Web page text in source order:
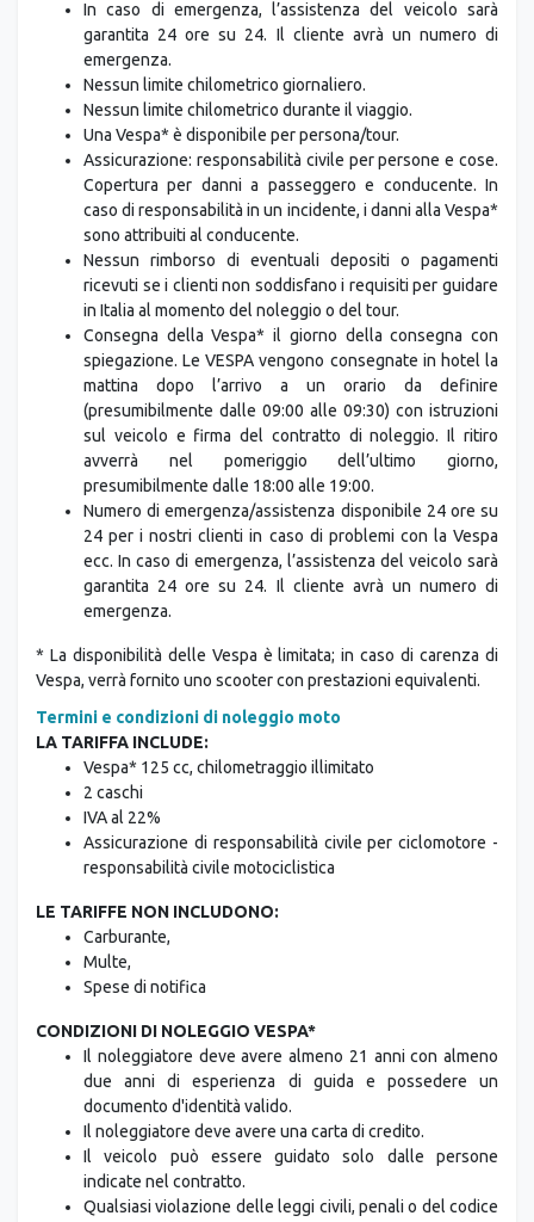
garantita 24 ore su 24. Il cliente avrà un numero di
emergenza.
Nessun limite chilometrico giornaliero.
Nessun limite chilometrico durante il viaggio.
Una Vespa* è disponibile per persona/tour.
Assicurazione: responsabilità civile per persone e cose.
Copertura per danni a passeggero e conducente. In
caso di responsabilità in un incidente, i danni alla Vespa*
sono attribuiti al conducente.
Nessun rimborso di eventuali depositi o pagamenti
ricevuti se i clienti non soddisfano i requisiti per guidare
in Italia al momento del noleggio o del tour.
Consegna della Vespa* il giorno della consegna con
spiegazione. Le VESPA vengono consegnate in hotel la
mattina dopo l’arrivo a un orario da definire
(presumibilmente dalle 09:00 alle 09:30) con istruzioni
sul veicolo e firma del contratto di noleggio. Il ritiro
avverrà nel pomeriggio dell’ultimo giorno,
presumibilmente dalle 18:00 alle 19:00.
Numero di emergenza/assistenza disponibile 24 ore su
24 per i nostri clienti in caso di problemi con la Vespa
ecc. In caso di emergenza, l’assistenza del veicolo sarà
garantita 24 ore su 24. Il cliente avrà un numero di
emergenza.
Vespa, verrà fornito uno scooter con prestazioni equivalenti.
Termini e condizioni di noleggio moto
LA TARIFFA INCLUDE:
Vespa* 125 cc, chilometraggio illimitato
2 caschi
IVA al 22%
Assicurazione di responsabilità civile per ciclomotore -
responsabilità civile motociclistica
Carburante,
Multe,
Spese di notifica
Il noleggiatore deve avere almeno 21 anni con almeno
due anni di esperienza di guida e possedere un
documento d'identità valido.
Il noleggiatore deve avere una carta di credito.
Il veicolo può essere guidato solo dalle persone
indicate nel contratto.
Qualsiasi violazione delle leggi civili, penali o del codice
della strada sarà responsabilità del firmatario del